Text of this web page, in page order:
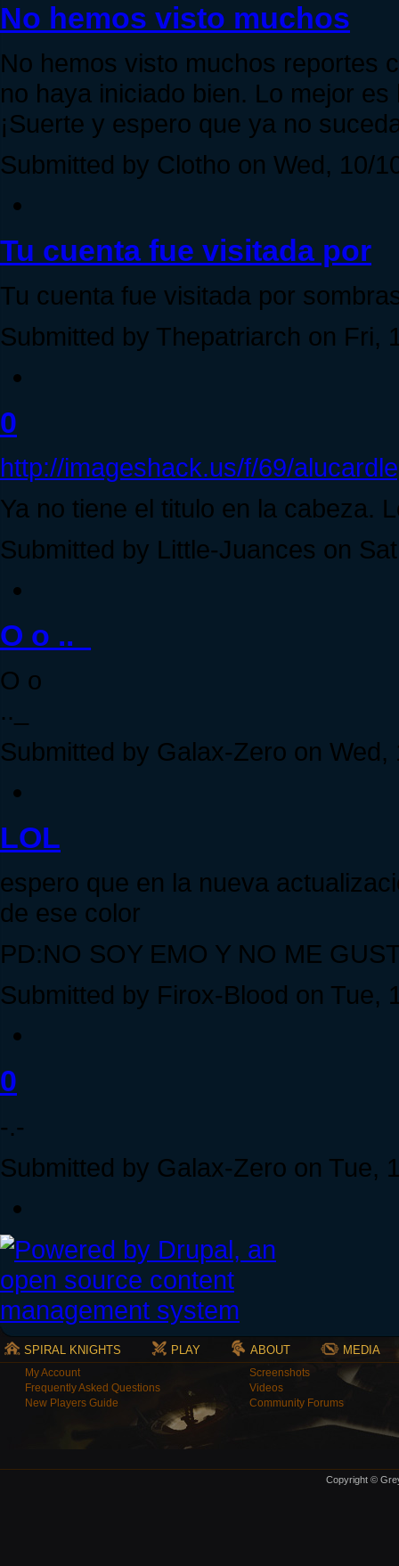
No hemos visto muchos
No hemos visto muchos reportes
no haya iniciado bien. Lo mejor
¡Suerte y espero que ya no
Submitted by Clotho on Wed, 10/
Tu cuenta fue visitada por
Tu cuenta fue visitada por
Submitted by Thepatriarch on Fri,
0
http://imageshack.us/f/69/
Ya no tiene el titulo en la cabeza.
Submitted by Little-Juances on
O o .._
O o
.._
Submitted by Galax-Zero on
LOL
espero que en la nueva
de ese color
PD:NO SOY EMO Y NO ME
Submitted by Firox-Blood on Tue,
0
-.-
Submitted by Galax-Zero on Tue,
SPIRAL KNIGHTS PLAY ABOUT MEDIA
My Account
Frequently Asked Questions
New Players Guide
Screenshots
Videos
Community Forums
Copyright ©